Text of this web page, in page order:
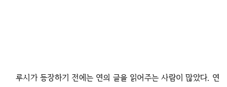
루시가 등장하기 전에는 연의 글을 읽어주는 사람이 많았다. 연